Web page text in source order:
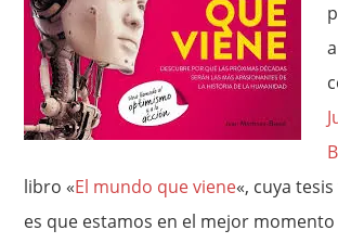
libro «El mundo que viene«, cuya
es que estamos en el mejor